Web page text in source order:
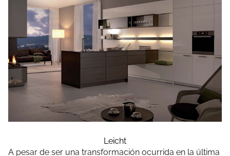
Leicht
A pesar de ser una transformación ocurrida en la última